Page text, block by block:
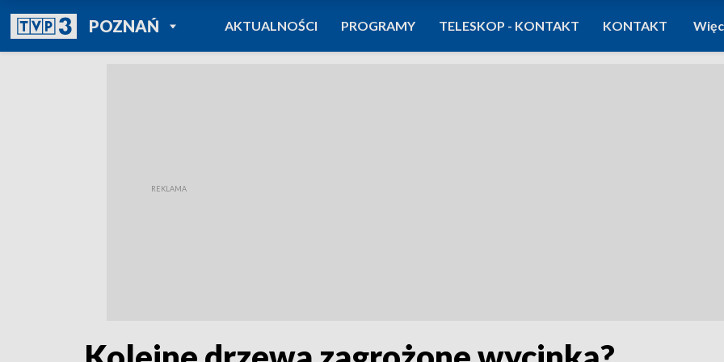
POZNAŃPOWRÓT DO
TVP REGIONY
AKTUALNOŚCI PROGRAMY TELESKOP - KONTAKT KONTAKT